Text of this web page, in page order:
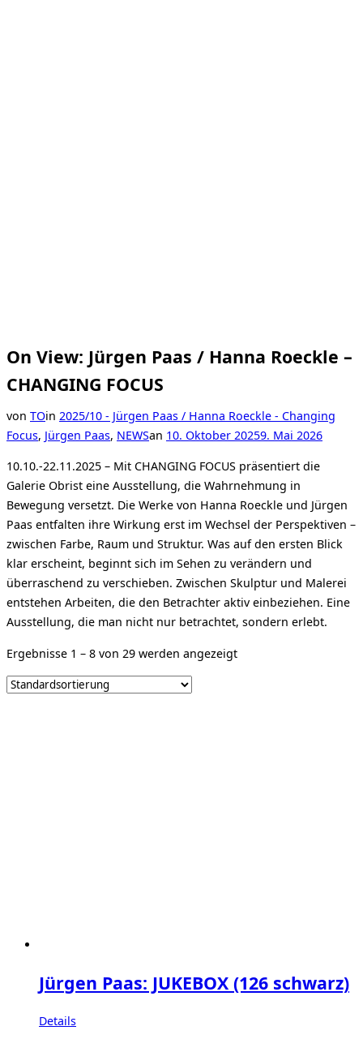
On View: Jürgen Paas / Hanna Roeckle –
CHANGING FOCUS
von TOin 2025/10 - Jürgen Paas / Hanna Roeckle - Changing
Focus, Jürgen Paas, NEWSan Veröffentlicht
10. Oktober 20259. Mai 2026
10.10.-22.11.2025 – Mit CHANGING FOCUS präsentiert die
Galerie Obrist eine Ausstellung, die Wahrnehmung in
Bewegung versetzt. Die Werke von Hanna Roeckle und Jürgen
Paas entfalten ihre Wirkung erst im Wechsel der Perspektiven –
zwischen Farbe, Raum und Struktur. Was auf den ersten Blick
klar erscheint, beginnt sich im Sehen zu verändern und
überraschend zu verschieben. Zwischen Skulptur und Malerei
entstehen Arbeiten, die den Betrachter aktiv einbeziehen. Eine
Ausstellung, die man nicht nur betrachtet, sondern erlebt.
Ergebnisse 1 – 8 von 29 werden angezeigt
Jürgen Paas: JUKEBOX (126 schwarz)
Details